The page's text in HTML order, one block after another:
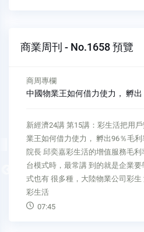
商業周刊 - No.1658 預覽
Previous
商周專欄
中國物業王如何借力使力， 孵
新經濟24講 第15講：彩生活把用
業王如何借力使力， 孵出96％毛
院長 邱奕嘉彩生活的增值服務毛
台模式時，最常講 到的就是企業
式也有 很多種，大陸物業公司彩生
彩生活
07:45